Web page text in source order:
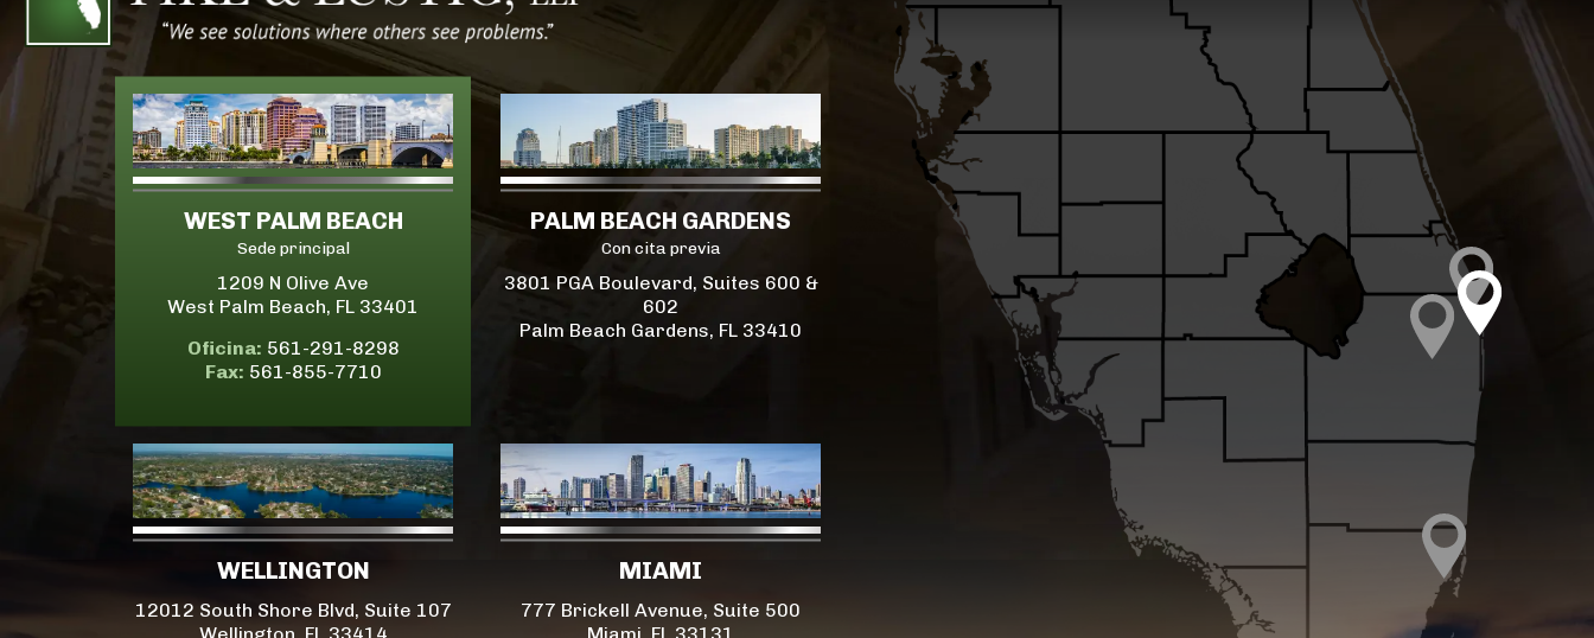
WEST PALM BEACH
Sede principal
1209 N Olive Ave
West Palm Beach, FL 33401
Oficina: 561-291-8298
Fax: 561-855-7710
PALM BEACH GARDENS
Con cita previa
3801 PGA Boulevard, Suites 600 &
602
Palm Beach Gardens, FL 33410
WELLINGTON
12012 South Shore Blvd, Suite 107
MIAMI
777 Brickell Avenue, Suite 500